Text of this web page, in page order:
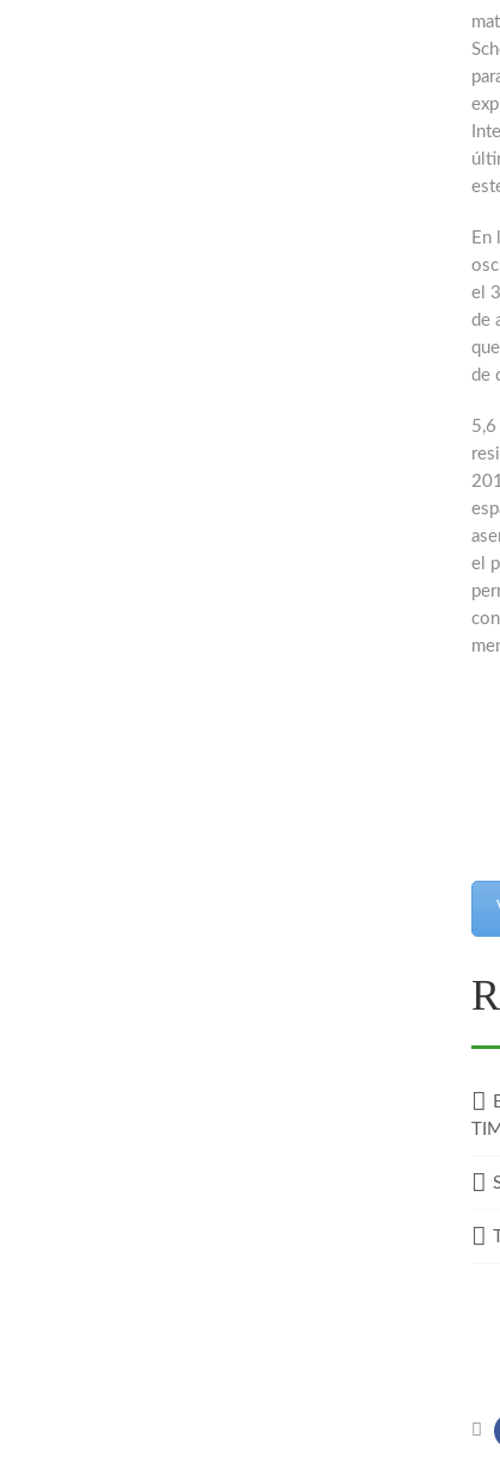
En
el
de
de
5,6
el